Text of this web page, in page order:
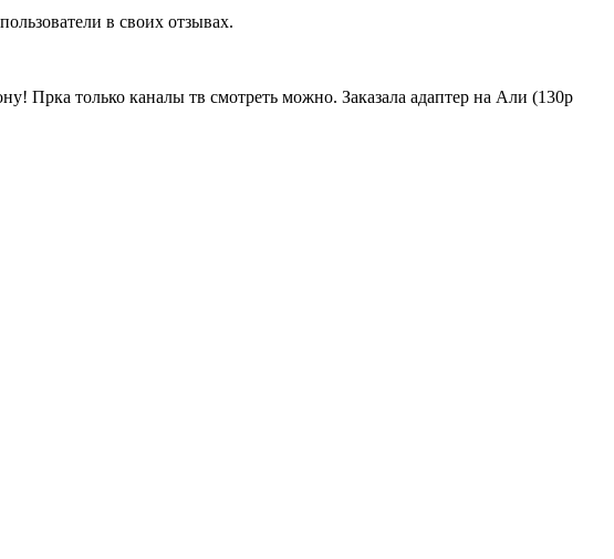
в своих отзывах.
Прка только каналы тв смотреть можно. Заказала адаптер на Али (130р